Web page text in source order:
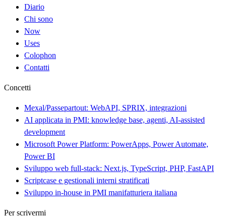
Diario
Chi sono
Now
Uses
Colophon
Contatti
Concetti
Mexal/Passepartout: WebAPI, SPRIX, integrazioni
AI applicata in PMI: knowledge base, agenti, AI-assisted
development
Microsoft Power Platform: PowerApps, Power Automate,
Power BI
Sviluppo web full-stack: Next.js, TypeScript, PHP, FastAPI
Scriptcase e gestionali interni stratificati
Sviluppo in-house in PMI manifatturiera italiana
Per scrivermi